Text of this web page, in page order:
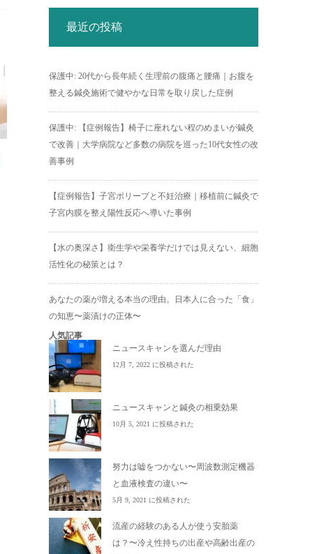
最近の投稿
保護中: 20代から長年続く生理前の腹痛と腰痛｜お腹を
整える鍼灸施術で健やかな日常を取り戻した症例
保護中: 【症例報告】椅子に座れない程のめまいが鍼灸
で改善｜大学病院など多数の病院を巡った10代女性の改
善事例
【症例報告】子宮ポリープと不妊治療｜移植前に鍼灸で
子宮内膜を整え陽性反応へ導いた事例
【水の奥深さ】衛生学や栄養学だけでは見えない、細胞
活性化の秘策とは？
あなたの薬が増える本当の理由。日本人に合った「食」
の知恵〜薬漬けの正体〜
人気記事
ニュースキャンを選んだ理由
12月 7, 2022 に投稿された
ニュースキャンと鍼灸の相乗効果
10月 5, 2021 に投稿された
努力は嘘をつかない〜周波数測定機器
と血液検査の違い〜
5月 9, 2021 に投稿された
流産の経験のある人が使う安胎薬
は？〜冷え性持ちの出産や高齢出産の